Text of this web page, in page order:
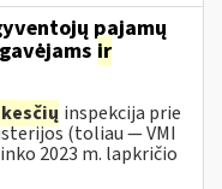
pajamų
ir
inspekcija prie
(toliau — VMI
2023 m. lapkričio